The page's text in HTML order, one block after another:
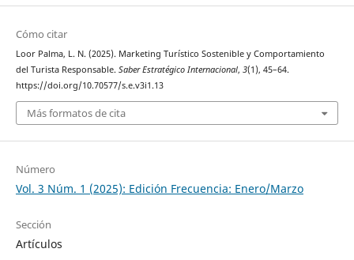
Cómo citar
Loor Palma, L. N. (2025). Marketing Turístico Sostenible y Comportamiento
del Turista Responsable. Saber Estratégico Internacional, 3(1), 45–64.
https://doi.org/10.70577/s.e.v3i1.13
Más formatos de cita
Número
Vol. 3 Núm. 1 (2025): Edición Frecuencia: Enero/Marzo
Sección
Artículos